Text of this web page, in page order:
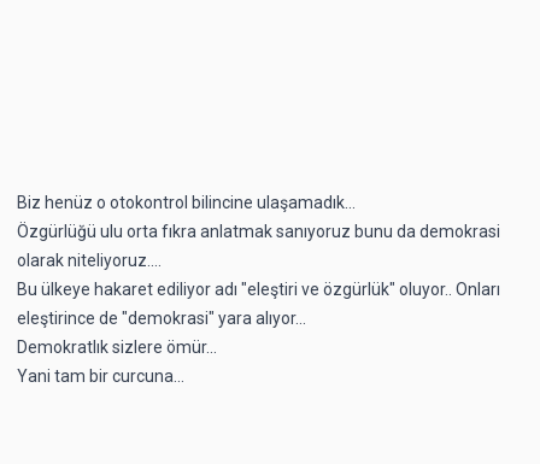
Biz henüz o otokontrol bilincine ulaşamadık...
Özgürlüğü ulu orta fıkra anlatmak sanıyoruz bunu da demokrasi
olarak niteliyoruz....
Bu ülkeye hakaret ediliyor adı "eleştiri ve özgürlük" oluyor.. Onları
eleştirince de "demokrasi" yara alıyor...
Demokratlık sizlere ömür...
Yani tam bir curcuna...